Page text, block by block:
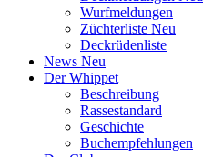
Wurfmeldungen
Züchterliste Neu
Deckrüdenliste
News Neu
Der Whippet
Beschreibung
Rassestandard
Geschichte
Buchempfehlungen